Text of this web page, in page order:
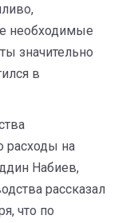
необходимые
значительно
в
расходы на
Набиев,
рассказал
что по